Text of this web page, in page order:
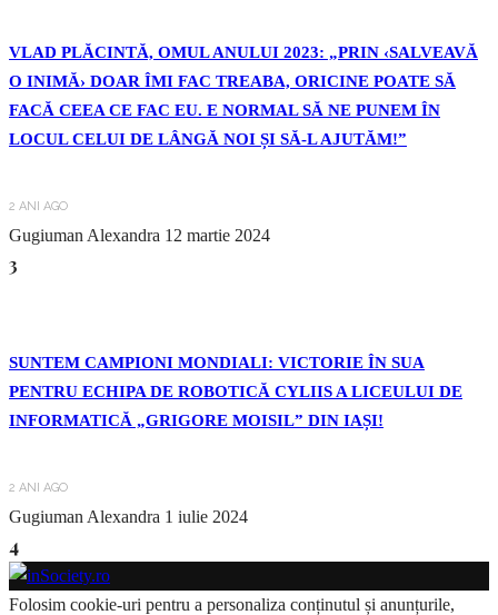
VLAD PLĂCINTĂ, OMUL ANULUI 2023: „PRIN ‹SALVEAVĂ
O INIMĂ› DOAR ÎMI FAC TREABA, ORICINE POATE SĂ
FACĂ CEEA CE FAC EU. E NORMAL SĂ NE PUNEM ÎN
LOCUL CELUI DE LÂNGĂ NOI ȘI SĂ-L AJUTĂM!”
2 ANI AGO
Gugiuman Alexandra 12 martie 2024
3
SUNTEM CAMPIONI MONDIALI: VICTORIE ÎN SUA
PENTRU ECHIPA DE ROBOTICĂ CYLIIS A LICEULUI DE
INFORMATICĂ „GRIGORE MOISIL” DIN IAȘI!
2 ANI AGO
Gugiuman Alexandra 1 iulie 2024
4
Folosim cookie-uri pentru a personaliza conținutul și anunțurile,